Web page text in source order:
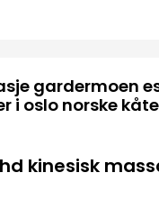
gardermoen
i oslo norske
kinesisk